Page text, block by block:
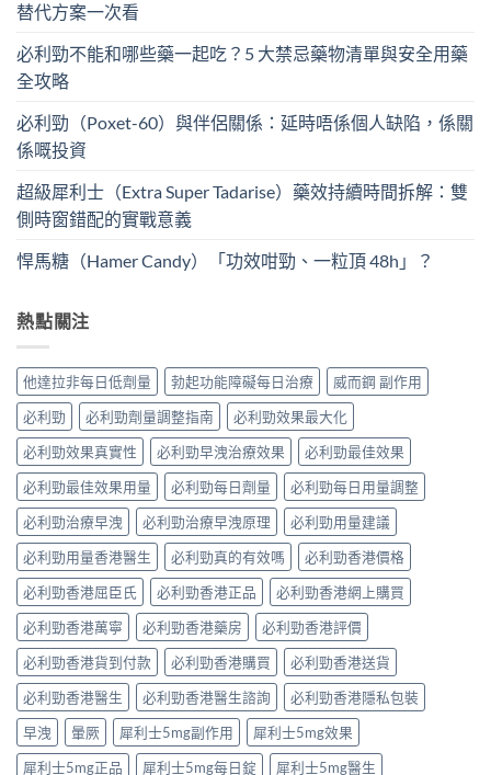
替代方案一次看
必利勁不能和哪些藥一起吃？5 大禁忌藥物清單與安全用藥
全攻略
必利勁（Poxet-60）與伴侶關係：延時唔係個人缺陷，係關
係嘅投資
超級犀利士（Extra Super Tadarise）藥效持續時間拆解：雙
側時窗錯配的實戰意義
悍馬糖（Hamer Candy）「功效咁勁、一粒頂 48h」？
熱點關注
他達拉非每日低劑量 勃起功能障礙每日治療
威而鋼 副作用
必利勁
必利勁劑量調整指南
必利勁效果最大化
必利勁效果真實性
必利勁早洩治療效果
必利勁最佳效果
必利勁最佳效果用量
必利勁每日劑量
必利勁每日用量調整
必利勁治療早洩
必利勁治療早洩原理
必利勁用量建議
必利勁用量香港醫生
必利勁真的有效嗎
必利勁香港價格
必利勁香港屈臣氏
必利勁香港正品
必利勁香港網上購買
必利勁香港萬寧
必利勁香港藥房
必利勁香港評價
必利勁香港貨到付款
必利勁香港購買
必利勁香港送貨
必利勁香港醫生
必利勁香港醫生諮詢
必利勁香港隱私包裝
早洩
暈厥 犀利士5mg副作用
犀利士5mg效果
犀利士5mg正品
犀利士5mg每日錠 犀利士5mg醫生